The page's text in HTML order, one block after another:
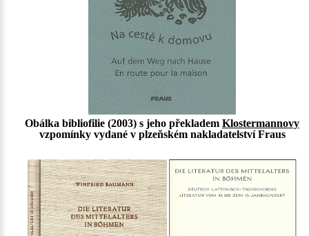
Obálka bibliofilie (2003) s jeho překladem Klostermannovy
vzpomínky vydané v plzeňském nakladatelství Fraus